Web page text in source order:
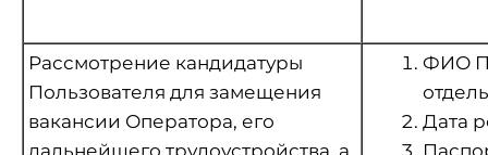
Рассмотрение кандидатуры
Пользователя для замещения
вакансии Оператора, его
ФИО
Дата